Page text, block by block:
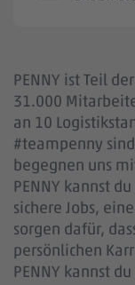
PENNY ist Teil
31.000
an 10
#teampenny
begegnen uns
PENNY kannst
sichere Jobs,
sorgen dafür,
persönlichen
PENNY kannst